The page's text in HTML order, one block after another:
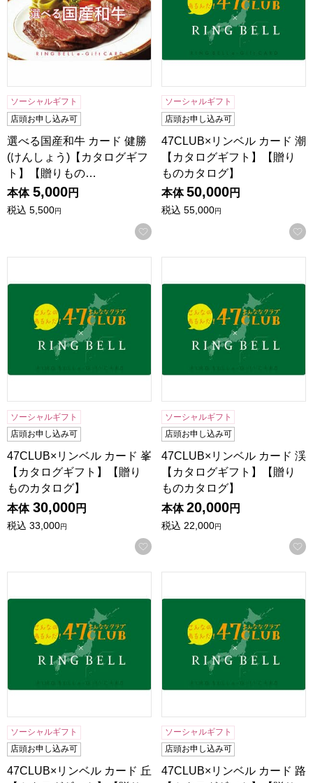
ソーシャルギフト
店頭お申し込み可
選べる国産和牛 カード 健勝
(けんしょう)【カタログギフ
ト】【贈りもの…
本体 5,000円
税込 5,500円
お気に入りに登録する
ソーシャルギフト
店頭お申し込み可
47CLUB×リンベル カード 潮
【カタログギフト】【贈り
ものカタログ】
本体 50,000円
税込 55,000円
ソーシャルギフト
店頭お申し込み可
47CLUB×リンベル カード 峯
【カタログギフト】【贈り
ものカタログ】
本体 30,000円
税込 33,000円
お気に入りに登録する
ソーシャルギフト
店頭お申し込み可
47CLUB×リンベル カード 渓
【カタログギフト】【贈り
ものカタログ】
本体 20,000円
税込 22,000円
ソーシャルギフト
店頭お申し込み可
47CLUB×リンベル カード 丘
ソーシャルギフト
店頭お申し込み可
47CLUB×リンベル カード 路